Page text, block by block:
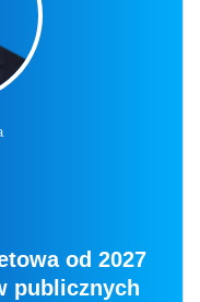
od 2027
publicznych